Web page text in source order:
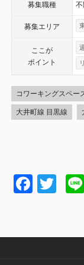
募集職種 不
募集エリア
ここが
ポイント
コワーキングスペー
大井町線 目黒線